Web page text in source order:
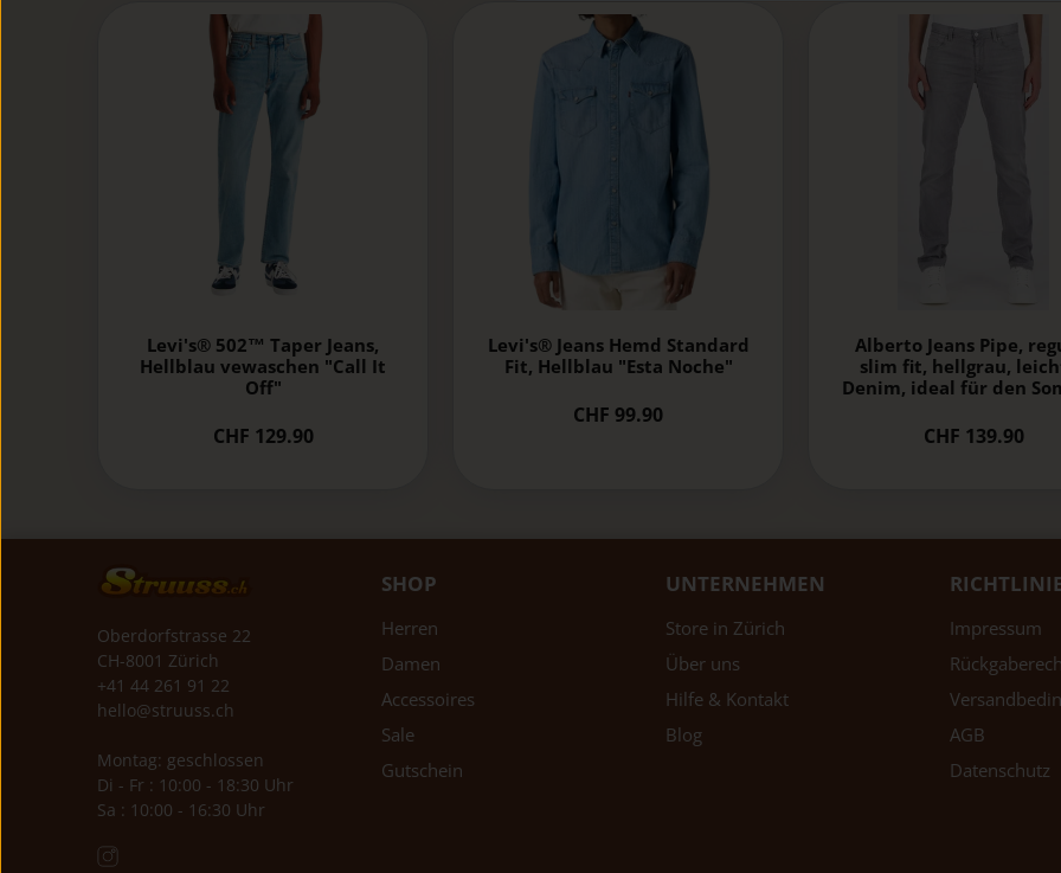
Levi's® 502™ Taper Jeans,
Hellblau vewaschen "Call It
Off"
CHF 129.90
Levi's® Jeans Hemd Standard
Fit, Hellblau "Esta Noche"
CHF 99.90
Alberto Jeans Pipe,
slim fit, hellgrau,
Denim, ideal für den
CHF 139.90
Oberdorfstrasse 22
CH-8001 Zürich
+41 44 261 91 22
hello@struuss.ch
Montag: geschlossen
Di - Fr : 10:00 - 18:30 Uhr
Sa : 10:00 - 16:30 Uhr
SHOP
Herren
Damen
Accessoires
Sale
Gutschein
UNTERNEHMEN
Store in Zürich
Über uns
Hilfe & Kontakt
Blog
Impressum
AGB
Datenschutz